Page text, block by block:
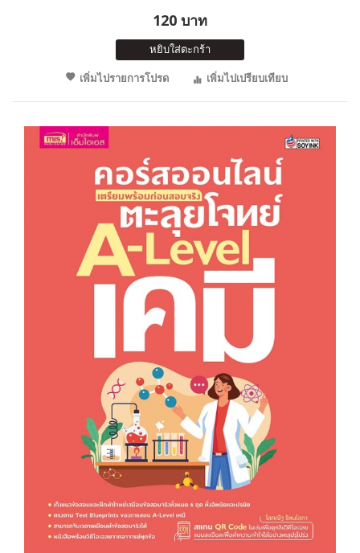
120 บาท
หยิบใส่ตะกร้า
เพิ่มไปรายการโปรด
เพิ่มไปเปรียบเทียบ